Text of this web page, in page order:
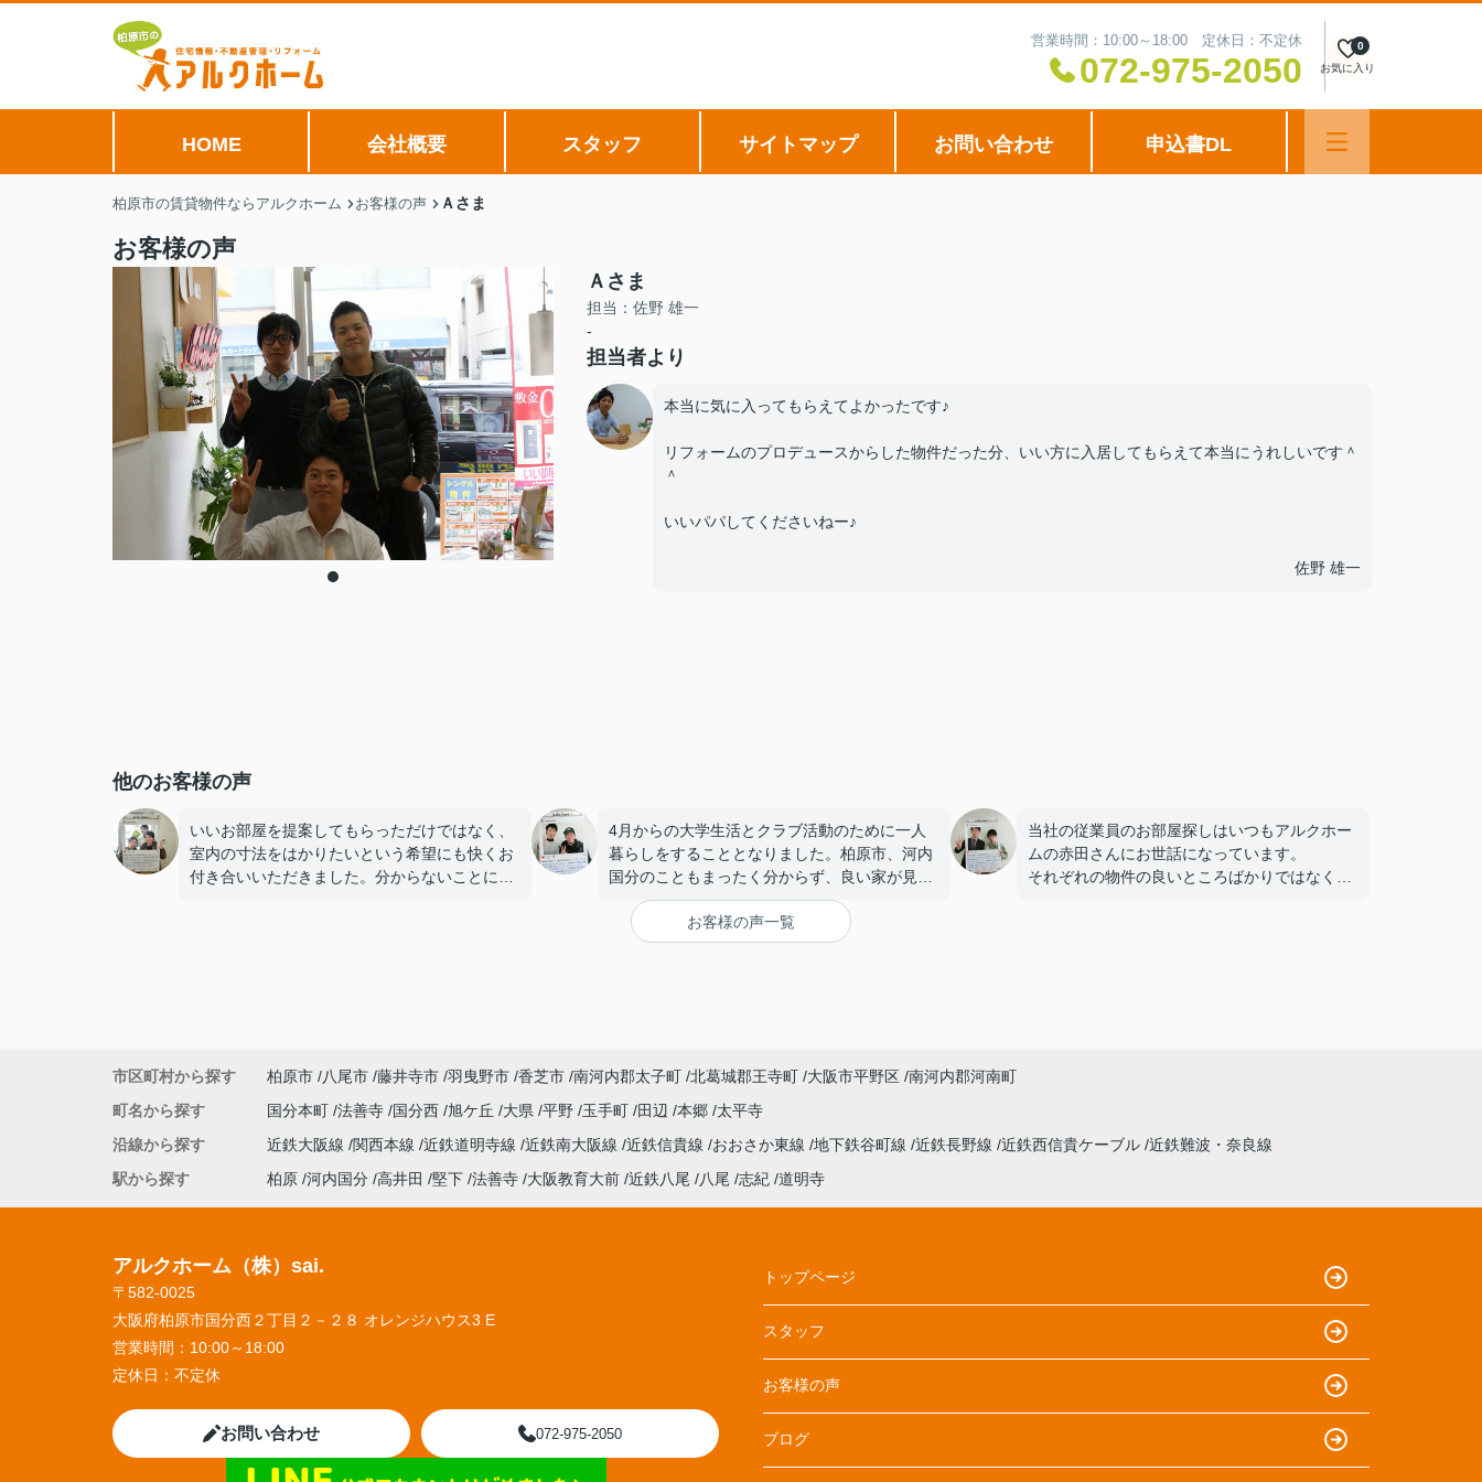
営業時間：10:00～18:00 定休日：不定休
072-975-2050 お気に入り
0
HOME 会社概要 スタッフ サイトマップ お問い合わせ 申込書DL
柏原市の賃貸物件ならアルクホーム お客様の声 Ａさま
お客様の声
Ａさま
担当：佐野 雄一
-
担当者より
本当に気に入ってもらえてよかったです♪
リフォームのプロデュースからした物件だった分、いい方に入居してもらえて本当にうれしいです＾
＾
いいパパしてくださいねー♪
佐野 雄一
他のお客様の声
いいお部屋を提案してもらっただけではなく、
室内の寸法をはかりたいという希望にも快くお
付き合いいただきました。分からないことにも
4月からの大学生活とクラブ活動のために一人
暮らしをすることとなりました。柏原市、河内
国分のこともまったく分からず、良い家が見つ
かるか不安もありましたが、赤田さんに僕も両
親も気に入る家を紹介してもらえました。
最初から最後まで親切にいろいろと教えてもら
当社の従業員のお部屋探しはいつもアルクホー
ムの赤田さんにお世話になっています。
それぞれの物件の良いところばかりではなく、
お客様の声一覧
市区町村から探す 柏原市 八尾市 藤井寺市 羽曳野市 香芝市 南河内郡太子町 北葛城郡王寺町 大阪市平野区 南河内郡河南町
町名から探す
国分本町 法善寺 国分西 旭ケ丘 大県 平野 玉手町 田辺 本郷 太平寺
沿線から探す
近鉄大阪線 関西本線 近鉄道明寺線 近鉄南大阪線 近鉄信貴線 おおさか東線 地下鉄谷町線 近鉄長野線 近鉄西信貴ケーブル 近鉄難波・奈良線
駅から探す
柏原 河内国分 高井田 堅下 法善寺 大阪教育大前 近鉄八尾 八尾 志紀 道明寺
アルクホーム（株）sai.
〒582-0025
大阪府柏原市国分西２丁目２－２８ オレンジハウス3 E
営業時間： 10:00～18:00
定休日： 不定休
お問い合わせ 072-975-2050
トップページ
スタッフ
お客様の声
ブログ